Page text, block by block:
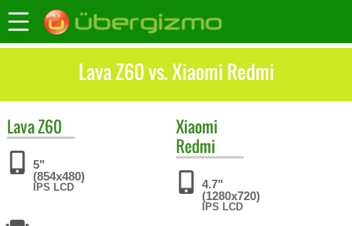
Lava Z60 vs. Xiaomi Redmi
LavaZ60
5"
(854x480)
IPS LCD
Xiaomi
Redmi
4.7"
(1280x720)
IPS LCD